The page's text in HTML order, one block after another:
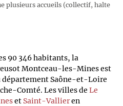
plusieurs accueils (collectif, halte
90 346 habitants, la
Montceau-les-Mines est
Saône-et-Loire
Comté. Les villes de Le
et Saint-Vallieren